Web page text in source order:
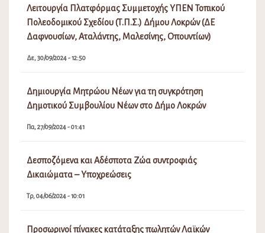
Λειτουργία Πλατφόρμας Συμμετοχής ΥΠΕΝ Τοπικού
Πολεοδομικού Σχεδίου (Τ.Π.Σ.) Δήμου Λοκρών (ΔΕ
Δαφνουσίων, Αταλάντης, Μαλεσίνης, Οπουντίων)
Δε, 30/09/2024 - 12:50
Δημιουργία Μητρώου Νέων για τη συγκρότηση
Δημοτικού Συμβουλίου Νέων στο Δήμο Λοκρών
Πα, 27/09/2024 - 01:41
Δεσποζόμενα και Αδέσποτα Ζώα συντροφιάς
Δικαιώματα – Υποχρεώσεις
Τρ, 04/06/2024 - 10:01
Προσωρινοί πίνακες κατάταξης πωλητών Λαϊκών